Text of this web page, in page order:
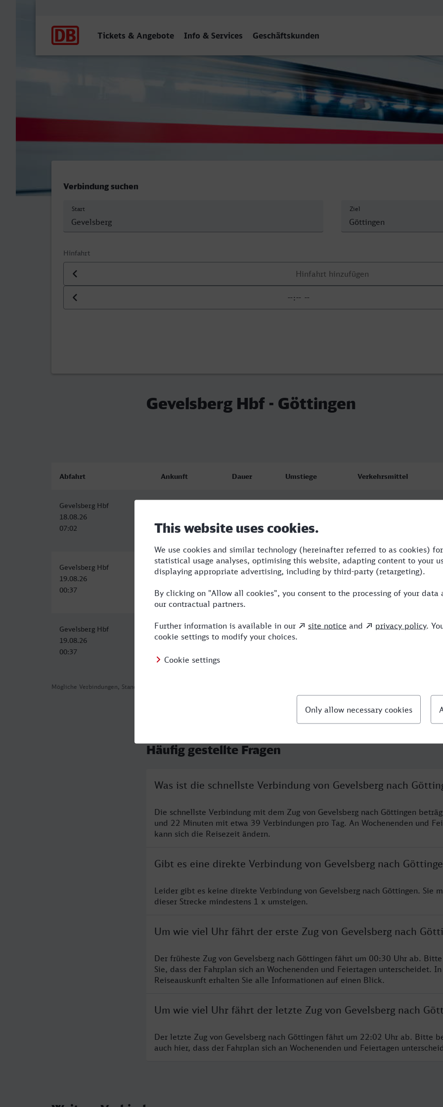
Tickets & Angebote Info & Services Geschäftskunden
Gevelsberg Hbf - Göttingen
Verbindung suchen
Start Ziel
Hinfahrt
Datum der Hinfahrt
Uhrzeit der Hinfahrt
Gevelsberg Hbf - Göttingen
Mögliche Verbindungen, Stand: 2026-08-04 08:19
Abfahrt Ankunft Dauer Umstiege Verkehrsmittel
Gevelsberg Hbf
18.08.26
07:02
10:24
Gevelsberg Hbf
19.08.26
00:37
Göttingen
19.08.26
09:31
8:54 3 BUS,NX,ICE
Gevelsberg Hbf
19.08.26
00:37
Göttingen
19.08.26
8:54 3 BUS,NX,ICE
Häufig gestellte Fragen
Was ist die schnellste Verbindung von Gevelsberg nach
Die schnellste Verbindung mit dem Zug von Gevelsberg nach Göttingen
und 22 Minuten mit etwa 39 Verbindungen pro Tag. An Wochenenden und
kann sich die Reisezeit ändern.
Gibt es eine direkte Verbindung von Gevelsberg nach
Leider gibt es keine direkte Verbindung von Gevelsberg nach Göttingen. Sie
dieser Strecke mindestens 1 x umsteigen.
Um wie viel Uhr fährt der erste Zug von Gevelsberg nach
Der früheste Zug von Gevelsberg nach Göttingen fährt um 00:30 Uhr ab.
Sie, dass der Fahrplan sich an Wochenenden und Feiertagen unterscheidet.
Reiseauskunft erhalten Sie alle Informationen auf einen Blick.
Um wie viel Uhr fährt der letzte Zug von Gevelsberg nach
Der letzte Zug von Gevelsberg nach Göttingen fährt um 22:02 Uhr ab. Bitte
auch hier, dass der Fahrplan sich an Wochenenden und Feiertagen